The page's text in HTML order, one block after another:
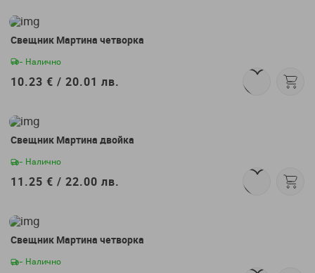
Свещник Мартина четворка
- Налично
10.23 € / 20.01 лв.
Свещник Мартина двойка
- Налично
11.25 € / 22.00 лв.
Свещник Мартина четворка
- Налично